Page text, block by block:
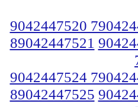
9042447520
89042447521
9042447524
89042447525